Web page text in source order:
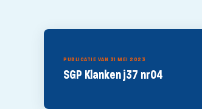
PUBLICATIE VAN 31 MEI 2023
SGP Klanken j37 nr04